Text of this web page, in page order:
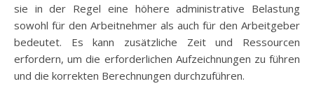
sie in der Regel eine höhere administrative Belastung
sowohl für den Arbeitnehmer als auch für den Arbeitgeber
bedeutet. Es kann zusätzliche Zeit und Ressourcen
erfordern, um die erforderlichen Aufzeichnungen zu führen
und die korrekten Berechnungen durchzuführen.